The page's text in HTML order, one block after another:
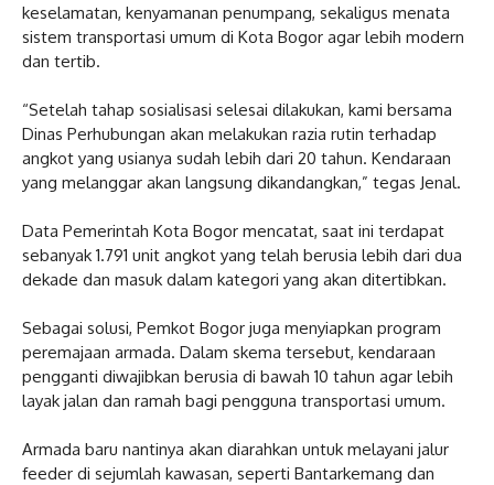
keselamatan, kenyamanan penumpang, sekaligus menata
sistem transportasi umum di Kota Bogor agar lebih modern
dan tertib.
‎“Setelah tahap sosialisasi selesai dilakukan, kami bersama
Dinas Perhubungan akan melakukan razia rutin terhadap
angkot yang usianya sudah lebih dari 20 tahun. Kendaraan
yang melanggar akan langsung dikandangkan,” tegas Jenal.
‎Data Pemerintah Kota Bogor mencatat, saat ini terdapat
sebanyak 1.791 unit angkot yang telah berusia lebih dari dua
dekade dan masuk dalam kategori yang akan ditertibkan.
‎Sebagai solusi, Pemkot Bogor juga menyiapkan program
peremajaan armada. Dalam skema tersebut, kendaraan
pengganti diwajibkan berusia di bawah 10 tahun agar lebih
layak jalan dan ramah bagi pengguna transportasi umum.
‎Armada baru nantinya akan diarahkan untuk melayani jalur
feeder di sejumlah kawasan, seperti Bantarkemang dan